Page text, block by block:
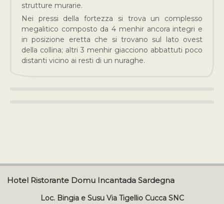
strutture murarie.
Nei pressi della fortezza si trova un complesso
megalitico composto da 4 menhir ancora integri e
in posizione eretta che si trovano sul lato ovest
della collina; altri 3 menhir giacciono abbattuti poco
distanti vicino ai resti di un nuraghe.
Hotel Ristorante Domu Incantada Sardegna
Loc. Bingia e Susu Via Tigellio Cucca SNC